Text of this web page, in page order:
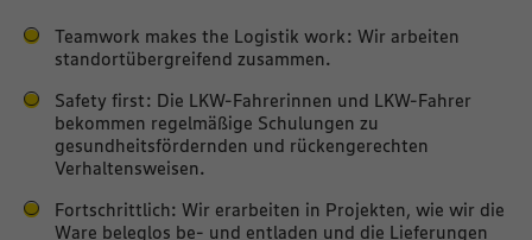
Teamwork makes the Logistik work: Wir arbeiten
standortübergreifend zusammen.
Safety first: Die LKW-Fahrerinnen und LKW-Fahrer
bekommen regelmäßige Schulungen zu
gesundheitsfördernden und rückengerechten
Verhaltensweisen.
Fortschrittlich: Wir erarbeiten in Projekten, wie wir die
Ware beleglos be- und entladen und die Lieferungen